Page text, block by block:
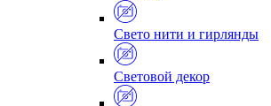
Свето нити и гирлянды
Световой декор